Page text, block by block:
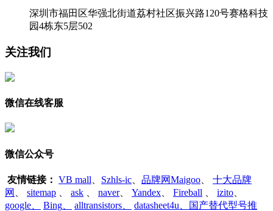
深圳市福田区华强北街道荔村社区振兴路120号赛格科技
园4栋东5层502
关注我们
微信在线客服
微信公众号
友情链接： VB mall Szhls-ic 品牌网Maigoo
十大品牌
网
sitemap ask naver、 Yandex Fireball izito
google
Bing alltransistors
datasheet4u、国产替代型号推